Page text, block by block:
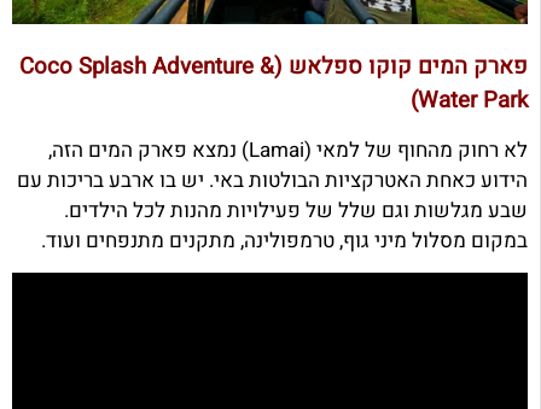
פארק המים קוקו ספלאש (Coco Splash Adventure &
Water Park)
לא רחוק מהחוף של למאי (Lamai) נמצא פארק המים הזה,
הידוע כאחת האטרקציות הבולטות באי. יש בו ארבע בריכות עם
שבע מגלשות וגם שלל של פעילויות מהנות לכל הילדים.
במקום מסלול מיני גוף, טרמפולינה, מתקנים מתנפחים ועוד.